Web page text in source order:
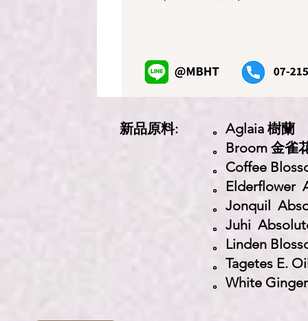
新品原料:
。Aglaia 樹蘭
。Broom 金雀
。Coffee
。Elderflower
。Jonquil
。Juhi
。Linden
。Tagetes E.
。White